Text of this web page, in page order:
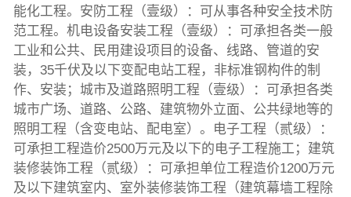
能化工程。安防工程（壹级）：可从事各种安全技术防
范工程。机电设备安装工程（壹级）：可承担各类一般
工业和公共、民用建设项目的设备、线路、管道的安
装，35千伏及以下变配电站工程，非标准钢构件的制
作、安装；城市及道路照明工程（壹级）：可承担各类
城市广场、道路、公路、建筑物外立面、公共绿地等的
照明工程（含变电站、配电室）。电子工程（贰级）：
可承担工程造价2500万元及以下的电子工程施工；建筑
装修装饰工程（贰级）：可承担单位工程造价1200万元
及以下建筑室内、室外装修装饰工程（建筑幕墙工程除